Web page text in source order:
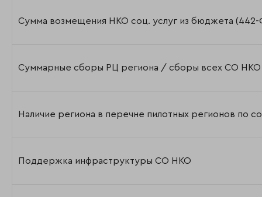
Сумма возмещения НКО соц. услуг из бюджета
Суммарные сборы РЦ региона / сборы всех СО НКО
Наличие региона в перечне пилотных регионов по
Поддержка инфраструктуры СО НКО